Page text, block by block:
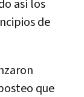
así los
de
que